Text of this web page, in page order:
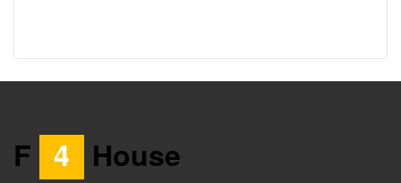
F 4 House